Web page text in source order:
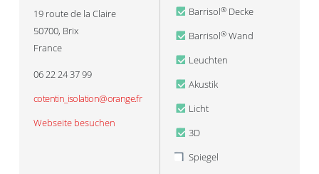
19 route de la Claire
50700, Brix
France
06 22 24 37 99
cotentin_isolation@orange.fr
Webseite besuchen
Barrisol® Decke
Barrisol® Wand
Leuchten
Akustik
Licht
3D
Spiegel